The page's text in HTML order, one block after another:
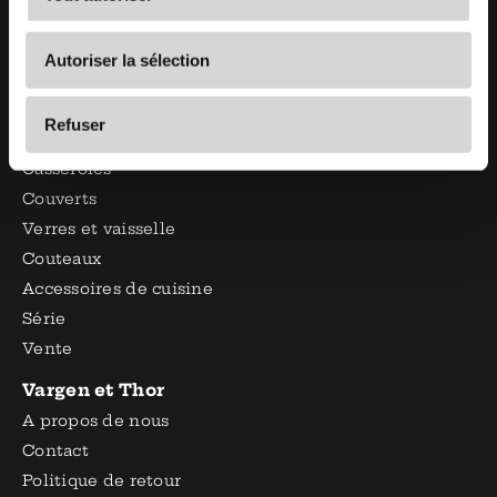
Autoriser la sélection
Refuser
+31 6 22 17 55 39
Chambre de commerce :
Boutique
Casseroles
Couverts
Verres et vaisselle
Couteaux
Accessoires de cuisine
Série
Vente
Vargen et Thor
A propos de nous
Contact
Politique de retour